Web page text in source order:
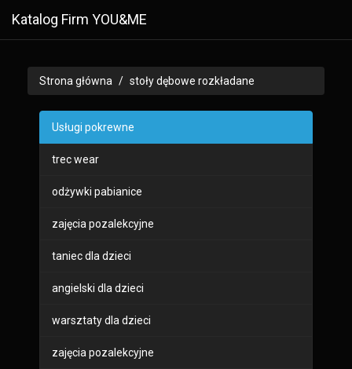
Katalog Firm YOU&ME
Strona główna stoły dębowe rozkładane
Usługi pokrewne
trec wear
odżywki pabianice
zajęcia pozalekcyjne
taniec dla dzieci
angielski dla dzieci
warsztaty dla dzieci
zajęcia pozalekcyjne